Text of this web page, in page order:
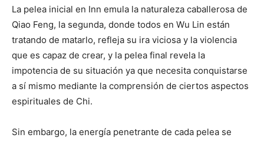
La pelea inicial en Inn emula la naturaleza caballerosa de
Qiao Feng, la segunda, donde todos en Wu Lin están
tratando de matarlo, refleja su ira viciosa y la violencia
que es capaz de crear, y la pelea final revela la
impotencia de su situación ya que necesita conquistarse
a sí mismo mediante la comprensión de ciertos aspectos
espirituales de Chi.
Sin embargo, la energía penetrante de cada pelea se